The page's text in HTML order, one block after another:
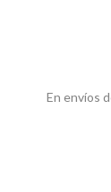
En envíos